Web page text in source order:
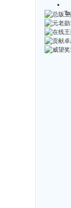
Ta